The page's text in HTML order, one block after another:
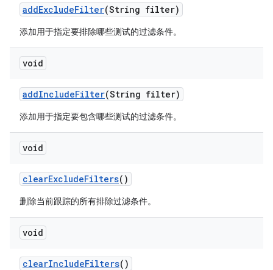
addExcludeFilter(String filter)
添加用于指定要排除哪些测试的过滤条件。
void
addIncludeFilter(String filter)
添加用于指定要包含哪些测试的过滤条件。
void
clearExcludeFilters()
删除当前跟踪的所有排除过滤条件。
void
clearIncludeFilters()